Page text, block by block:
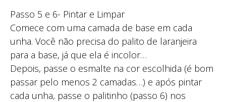
Passo 5 e 6- Pintar e Limpar
Comece com uma camada de base em cada
unha. Você não precisa do palito de laranjeira
para a base, já que ela é incolor…
Depois, passe o esmalte na cor escolhida (é bom
passar pelo menos 2 camadas…) e após pintar
cada unha, passe o palitinho (passo 6) nos